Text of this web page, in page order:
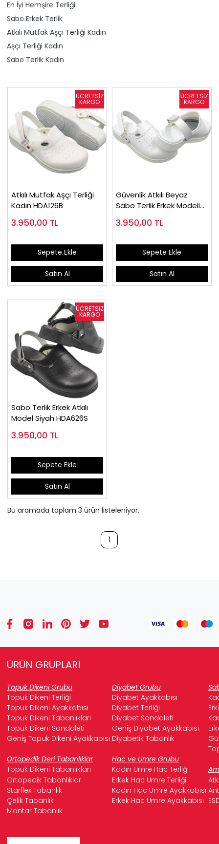
En İyi Hemşire Terliği
Sabo Erkek Terlik
Atkılı Mutfak Aşçı Terliği Kadın
Aşçı Terliği Kadın
Sabo Terlik Kadın
Atkılı Mutfak Aşçı Terliği
Kadın HDA126B
3.950,00 TL
Sepete Ekle
Satın Al
Güvenlik Atkılı Beyaz
Sabo Terlik Erkek Modeli
3.950,00 TL
Sepete Ekle
Satın Al
Sabo Terlik Erkek Atkılı
Model Siyah HDA626S
3.950,00 TL
Sepete Ekle
Satın Al
Bu aramada toplam 3 ürün listeleniyor.
1
ÜRÜN GRUPLARI
Topuk Dikeni Grubu Diyabet Grubu
Topuk Dikeni Terliği
Diyabet Ayakkabısı
Topuk Dikeni Ayakkabısı
Diyabet Terliği
Topuk Dikeni Tabanlıkları
Diyabet Sandaleti
Topuk Dikeni Sandaleti
Geniş Diyabet Ayakkabısı
Geniş Topuk Dikeni Ayakkabısı Diyabetik Tabanlık
Ortopedik Deri Tabanlıklar
Hac ve Umre Grubu
Topuk Dikeni Tabanlıkları
Kadın Umre Hac Terliği
Ortopedik Tabanlıklar
Erkek Hac Umre Terliği
Starflex Tabanlık
Kadın Hac Umre Ayakkabısı
Çelik Tabanlık
Erkek Hac Umre Ayakkabısı
Mantar Tabanlık